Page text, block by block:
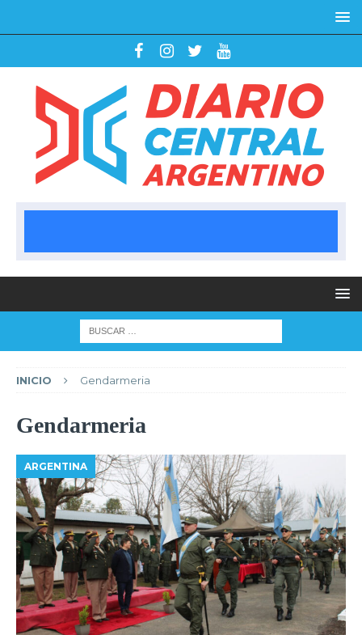
INICIO Gendarmeria
Gendarmeria
ARGENTINA